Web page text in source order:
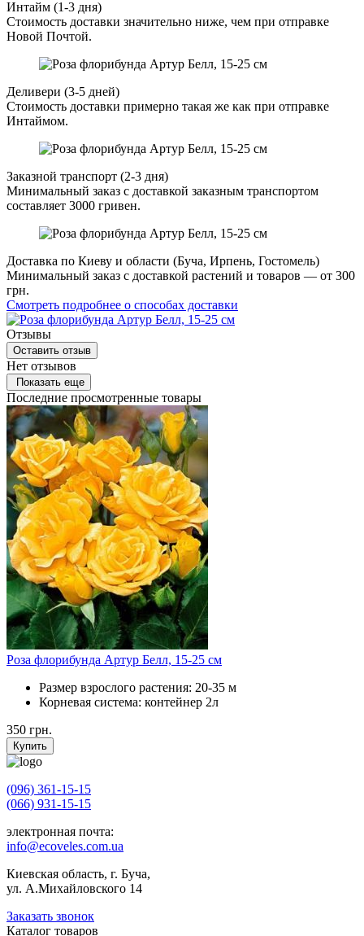
Интайм (1-3 дня)
Стоимость доставки значительно ниже, чем при отправке
Новой Почтой.
Деливери (3-5 дней)
Стоимость доставки примерно такая же как при отправке
Интаймом.
Заказной транспорт (2-3 дня)
Минимальный заказ с доставкой заказным транспортом
составляет 3000 гривен.
Доставка по Киеву и области (Буча, Ирпень, Гостомель)
Минимальный заказ с доставкой растений и товаров — от 300
грн.
Смотреть подробнее о способах доставки
Отзывы
Оставить отзыв
Нет отзывов
Показать еще
Последние просмотренные товары
Роза флорибунда Артур Белл, 15-25 см
Размер взрослого растения: 20-35 м
Корневая система: контейнер 2л
350 грн.
Купить
(096) 361-15-15
(066) 931-15-15
электронная почта:
info@ecoveles.com.ua
Киевская область, г. Буча,
ул. А.Михайловского 14
Заказать звонок
Каталог товаров